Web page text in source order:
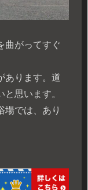
曲がってすぐ
あります。道
思います。
場では、あり